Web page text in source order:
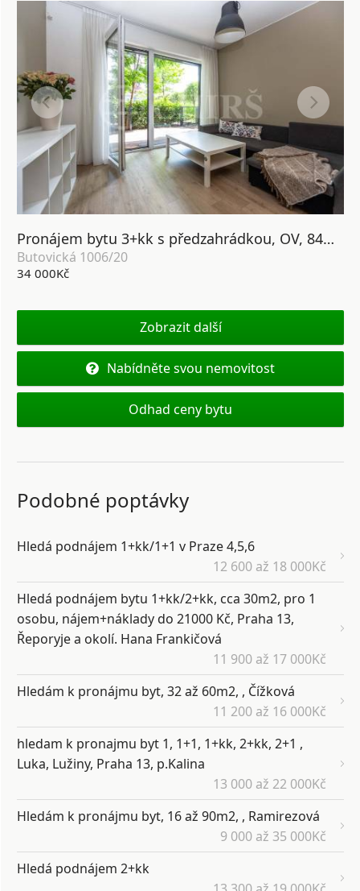
Pronájem bytu 3+kk s předzahrádkou, OV, 84m2, ul. Butovická 1006/20, Praha 5 - Jinonice
Butovická 1006/20
34 000Kč
Zobrazit další
Nabídněte svou nemovitost
Odhad ceny bytu
Podobné poptávky
Hledá podnájem 1+kk/1+1 v Praze 4,5,6
12 600 až 18 000Kč
Hledá podnájem bytu 1+kk/2+kk, cca 30m2, pro 1
osobu, nájem+náklady do 21000 Kč, Praha 13,
Řeporyje a okolí. Hana Frankičová
11 900 až 17 000Kč
Hledám k pronájmu byt, 32 až 60m2, , Čížková
11 200 až 16 000Kč
hledam k pronajmu byt 1, 1+1, 1+kk, 2+kk, 2+1 ,
Luka, Lužiny, Praha 13, p.Kalina
13 000 až 22 000Kč
Hledám k pronájmu byt, 16 až 90m2, , Ramirezová
9 000 až 35 000Kč
Hledá podnájem 2+kk